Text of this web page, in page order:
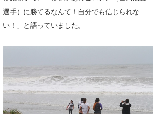
選手）に勝てるなんて！自分でも信じられな
い！」と語っていました。